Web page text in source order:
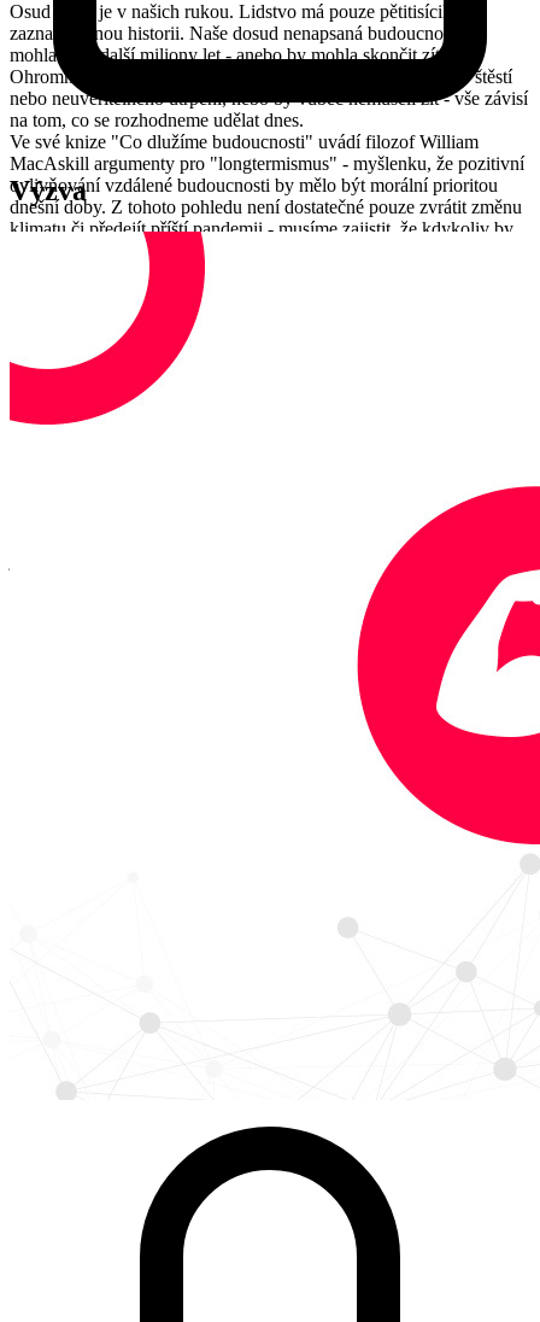
Osud světa je v našich rukou. Lidstvo má pouze pětitisíciletou
zaznamenanou historii. Naše dosud nenapsaná budoucnost by
mohla trvat další miliony let - anebo by mohla skončit zítra.
Ohromné množství lidí by mohlo vést životy plného velkého štěstí
nebo neuvěřitelného utrpení, nebo by vůbec nemuseli žít - vše závisí
na tom, co se rozhodneme udělat dnes.
Ve své knize "Co dlužíme budoucnosti" uvádí filozof William
MacAskill argumenty pro "longtermismus" - myšlenku, že pozitivní
ovlivňování vzdálené budoucnosti by mělo být morální prioritou
dnešní doby. Z tohoto pohledu není dostatečné pouze zvrátit změnu
klimatu či předejít příští pandemii - musíme zajistit, že kdykoliv by
se civilizace v budoucnu zhroutila, bude se schopná zase znovu
obnovit, překonat konec morálního pokroku a připravit se na
planetu, kde nejchytřejší bytosti jsou digitální, nikoliv lidské.
Pokud dnes učiníme moudrá rozhodnutí, naši pravnuci budou
prosperovat a vědět, že jsme udělali všechno, co jsme mohli,
abychom jim darovali svět plný spravedlnosti, naděje a krásy.
Kdo je Martin Holečko?
Future Port
- konference pro školy, studenty a učitele zaměřená na
technologie a budoucnost. Více o Martinovými tajnými zbraněmi
jsou neomezená představivost, kreativita a schopnost vést a
inspirovat druhé, aby se nebáli myslet ve velkém.
Výzva